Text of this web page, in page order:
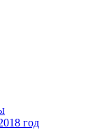
год